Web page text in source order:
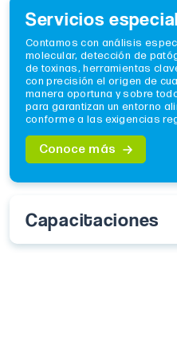
Servicios
Contamos con análisis
molecular, detección de
de toxinas, herramientas
con precisión el origen de
manera oportuna y sobre
para garantizan un entorno
conforme a las exigencias
Conoce más
Capacitaciones